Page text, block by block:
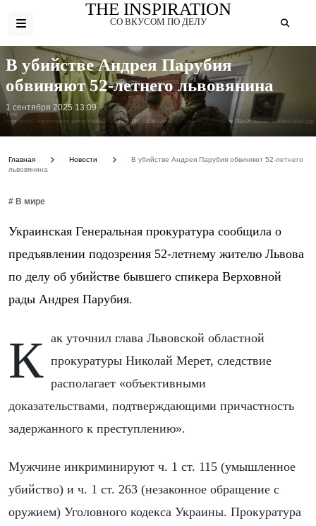
THE INSPIRATION
СО ВКУСОМ ПО ДЕЛУ
Фото:
https://cdnn1.img.crimea.ria.ru/img/07e9/09/01/1149114785_0:108:1280:828_600x0_80_0_0_cd82dc736c6ff7827d974d90db55a4e2.jpg
В убийстве Андрея Парубия
обвиняют 52-летнего львовянина
1 сентября 2025 13:09
Главная Новости
В убийстве Андрея Парубия обвиняют 52-летнего
львовянина
# В мире
Украинская Генеральная прокуратура сообщила о
предъявлении подозрения 52-летнему жителю Львова
по делу об убийстве бывшего спикера Верховной
рады Андрея Парубия.
Как уточнил глава Львовской областной прокуратуры Николай Мерет, следствие
располагает «объективными
доказательствами, подтверждающими причастность
задержанного к преступлению».
Мужчине инкриминируют ч. 1 ст. 115 (умышленное
убийство) и ч. 1 ст. 263 (незаконное обращение с
оружием) Уголовного кодекса Украины. Прокуратура